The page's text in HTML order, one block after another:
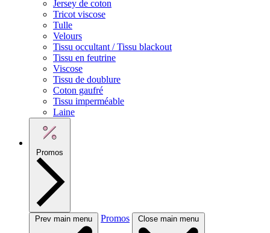
Jersey de coton
Tricot viscose
Tulle
Velours
Tissu occultant / Tissu blackout
Tissu en feutrine
Viscose
Tissu de doublure
Coton gaufré
Tissu imperméable
Laine
Promos
Prev main menu Promos Close main menu